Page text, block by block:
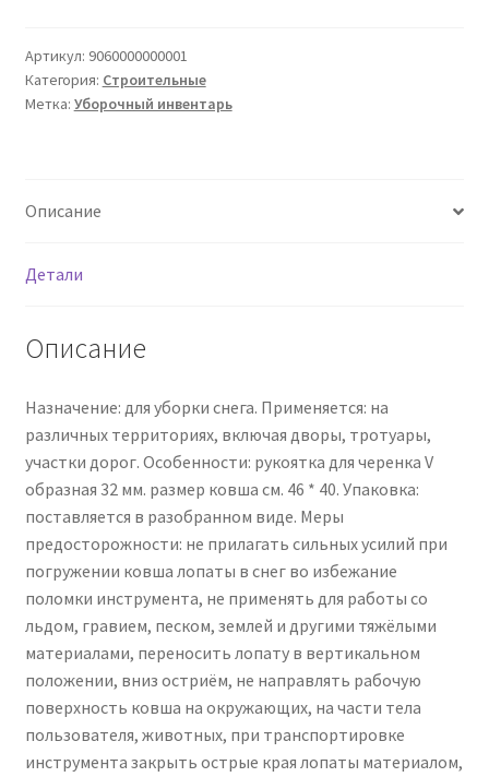
пластиковая
деревянный
черенок,
Артикул: 9060000000001
Категория: Строительные
Метка: Уборочный инвентарь
Описание
Детали
Описание
Назначение: для уборки снега. Применяется: на
различных территориях, включая дворы, тротуары,
участки дорог. Особенности: рукоятка для черенка V
образная 32 мм. размер ковша см. 46 * 40. Упаковка:
поставляется в разобранном виде. Меры
предосторожности: не прилагать сильных усилий при
погружении ковша лопаты в снег во избежание
поломки инструмента, не применять для работы со
льдом, гравием, песком, землей и другими тяжёлыми
материалами, переносить лопату в вертикальном
положении, вниз остриём, не направлять рабочую
поверхность ковша на окружающих, на части тела
пользователя, животных, при транспортировке
инструмента закрыть острые края лопаты материалом,